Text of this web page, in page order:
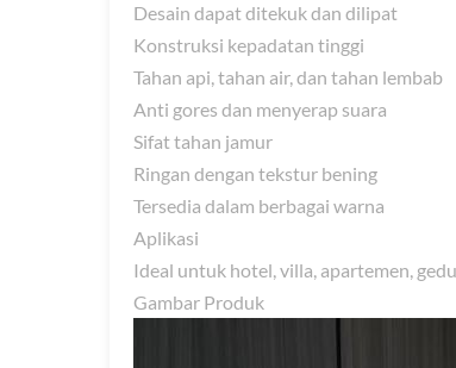
Desain dapat ditekuk dan dilipat
Konstruksi kepadatan tinggi
Tahan api, tahan air, dan tahan lembab
Anti gores dan menyerap suara
Sifat tahan jamur
Ringan dengan tekstur bening
Tersedia dalam berbagai warna
Aplikasi
Ideal untuk hotel, villa, apartemen,
Gambar Produk